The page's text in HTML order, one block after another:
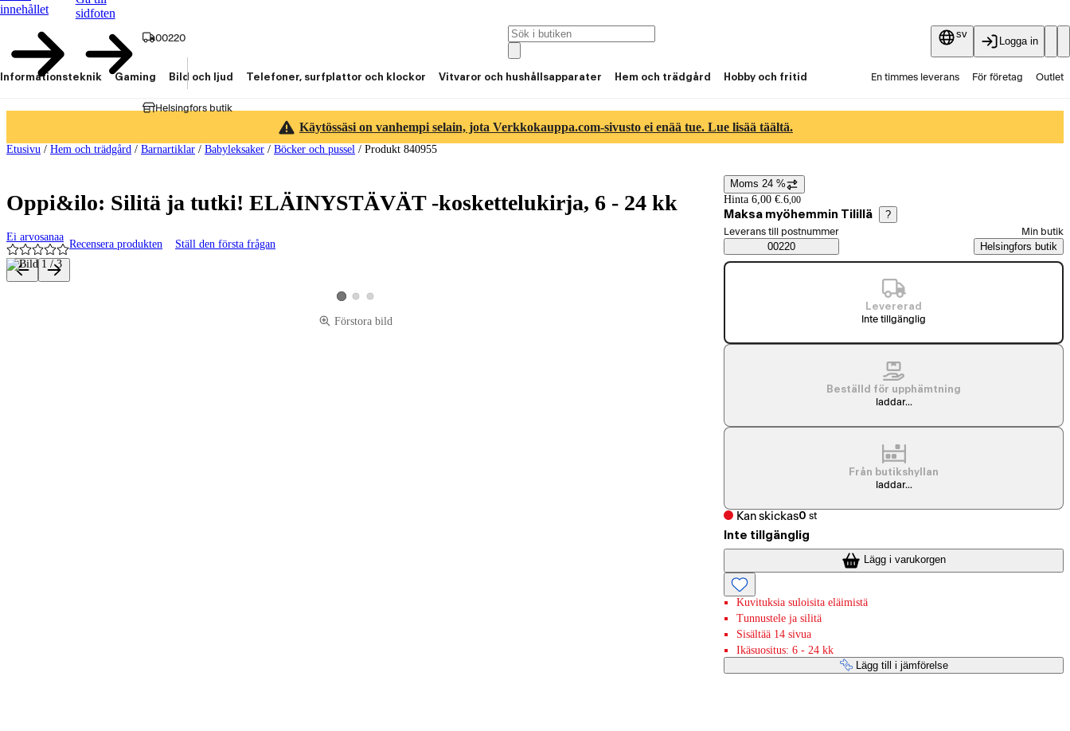
innehållet
sidfoten
00220
Helsingfors butik
sv
Logga in
Informationsteknik Gaming Bild och ljud Telefoner, surfplattor och klockor Vitvaror och hushållsapparater Hem och trädgård Hobby och fritid En timmes leverans För företag Outlet
Käytössäsi on vanhempi selain, jota Verkkokauppa.com-sivusto ei enää tue. Lue lisää täältä.
Etusivu / Hem och trädgård / Barnartiklar / Babyleksaker / Böcker och pussel / Produkt 840955
Oppi&ilo: Silitä ja tutki! ELÄINYSTÄVÄT -koskettelukirja, 6 - 24 kk
Ei arvosanaa
Recensera produkten Ställ den första frågan
Produktbilder och videor
Visa produktbild 1
Visa produktbild 2
Visa produktbild 3
Förstora bild
Prisinformation
Moms 24 %
Hinta 6,00 €.6,00
Maksa myöhemmin Tilillä ?
Saatavuustiedot
Välj beställningssätt
Leverans till postnummer
00220
Min butik
Helsingfors butik
Levererad
Inte tillgänglig
Beställd för upphämtning
laddar...
Från butikshyllan
laddar...
Kan skickas0 st
Inte tillgänglig
Lägg i varukorgen
Kuvituksia suloisita eläimistä
Tunnustele ja silitä
Sisältää 14 sivua
Ikäsuositus: 6 - 24 kk
Lägg till i jämförelse